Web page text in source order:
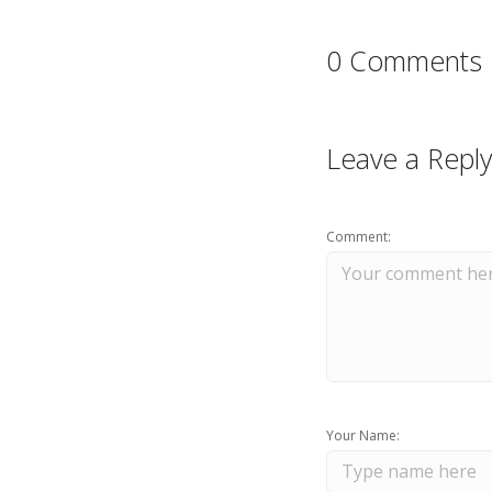
0 Comments
Leave a Reply
Comment:
Your Name: